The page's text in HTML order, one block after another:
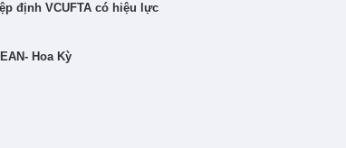
định VCUFTA có hiệu lực
Hoa Kỳ